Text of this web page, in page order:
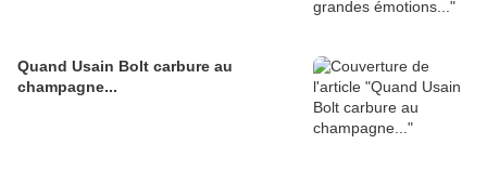
Quand Usain Bolt carbure au
champagne...